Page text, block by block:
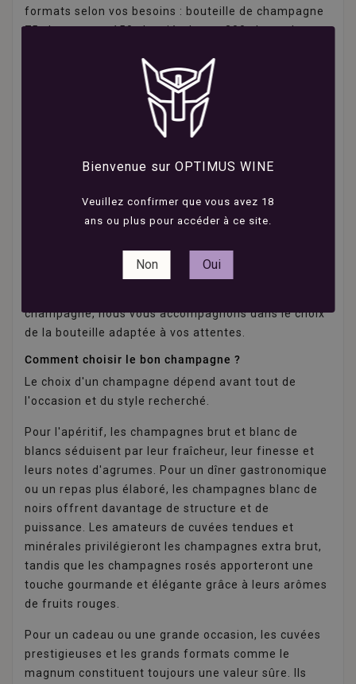
Bienvenue sur OPTIMUS WINE
Veuillez confirmer que vous avez 18
ans ou plus pour accéder à ce site.
Non Oui
formats selon vos besoins : bouteille de champagne
75 cl, magnum 150 cl ou jéroboam 300 cl pour les
Pourquoi acheter votre champagne sur Optimus-
Commander votre champagne en ligne sur Optimus-
Wine, c'est profiter d'une sélection spécialisée, de
sécurisé et d'une livraison rapide offerte dès 150 €
Notre modèle 100 % en ligne nous permet de
et sur la compétitivité des prix afin de vous proposer
champagne, nous vous accompagnons dans le choix
de la bouteille adaptée à vos attentes.
Comment choisir le bon champagne ?
Le choix d'un champagne dépend avant tout de
l'occasion et du style recherché.
Pour l'apéritif, les champagnes brut et blanc de
blancs séduisent par leur fraîcheur, leur finesse et
leurs notes d'agrumes. Pour un dîner gastronomique
ou un repas plus élaboré, les champagnes blanc de
noirs offrent davantage de structure et de
puissance. Les amateurs de cuvées tendues et
minérales privilégieront les champagnes extra brut,
tandis que les champagnes rosés apporteront une
touche gourmande et élégante grâce à leurs arômes
de fruits rouges.
Pour un cadeau ou une grande occasion, les cuvées
prestigieuses et les grands formats comme le
magnum constituent toujours une valeur sûre. Ils